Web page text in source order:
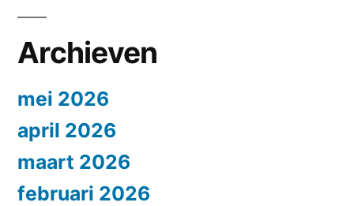
Archieven
mei 2026
april 2026
maart 2026
februari 2026